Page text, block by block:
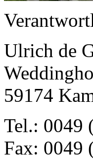
Ulrich de
59174
Tel.: 0049
Fax: 0049